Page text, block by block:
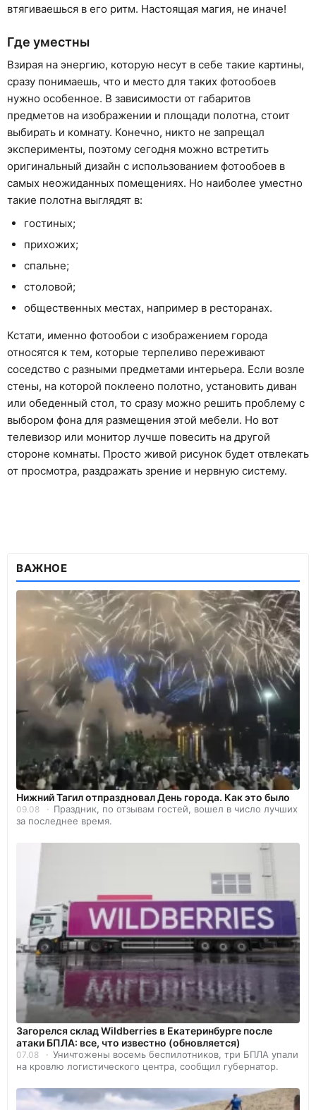
втягиваешься в его ритм. Настоящая магия, не иначе!
Где уместны
Взирая на энергию, которую несут в себе такие картины,
сразу понимаешь, что и место для таких фотообоев
нужно особенное. В зависимости от габаритов
предметов на изображении и площади полотна, стоит
выбирать и комнату. Конечно, никто не запрещал
эксперименты, поэтому сегодня можно встретить
оригинальный дизайн с использованием фотообоев в
самых неожиданных помещениях. Но наиболее уместно
такие полотна выглядят в:
гостиных;
прихожих;
спальне;
столовой;
общественных местах, например в ресторанах.
Кстати, именно фотообои с изображением города
относятся к тем, которые терпеливо переживают
соседство с разными предметами интерьера. Если возле
стены, на которой поклеено полотно, установить диван
или обеденный стол, то сразу можно решить проблему с
выбором фона для размещения этой мебели. Но вот
телевизор или монитор лучше повесить на другой
стороне комнаты. Просто живой рисунок будет отвлекать
от просмотра, раздражать зрение и нервную систему.
ВАЖНОЕ
Нижний Тагил отпраздновал День города. Как это было
09.08
Праздник, по отзывам гостей, вошел в число лучших
за последнее время.
Загорелся склад Wildberries в Екатеринбурге после
атаки БПЛА: все, что известно (обновляется)
07.08
Уничтожены восемь беспилотников, три БПЛА упали
на кровлю логистического центра, сообщил губернатор.